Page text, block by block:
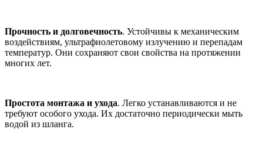
Прочность и долговечность. Устойчивы к механическим
воздействиям, ультрафиолетовому излучению и перепадам
температур. Они сохраняют свои свойства на протяжении
многих лет.
Простота монтажа и ухода. Легко устанавливаются и не
требуют особого ухода. Их достаточно периодически мыть
водой из шланга.